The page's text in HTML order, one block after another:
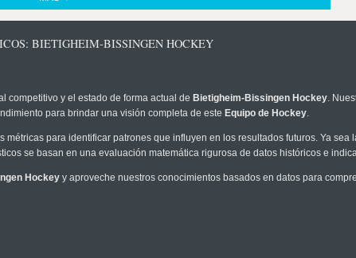
BIETIGHEIM-BISSINGEN HOCKEY
competitivo y el estado de forma actual de Bietigheim-Bissingen Hockey.
para brindar una visión completa de este Equipo de Hockey.
métricas para identificar patrones que influyen en los resultados futuros. Ya
se basan en una evaluación matemática rigurosa de datos históricos e
Hockey y aproveche nuestros conocimientos basados en datos para